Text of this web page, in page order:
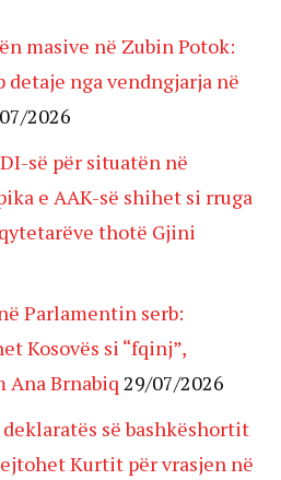
masive në Zubin Potok:
nga vendngjarja në
2026
së për situatën në
e AAK-së shihet si rruga
thotë Gjini
Parlamentin serb:
Kosovës si “fqinj”,
Ana Brnabiq 29/07/2026
së bashkëshortit
Kurtit për vrasjen në